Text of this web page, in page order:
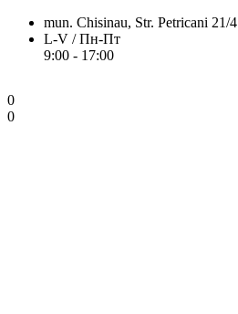
mun. Chisinau, Str. Petricani 21/4
L-V / Пн-Пт
9:00 - 17:00
0
0